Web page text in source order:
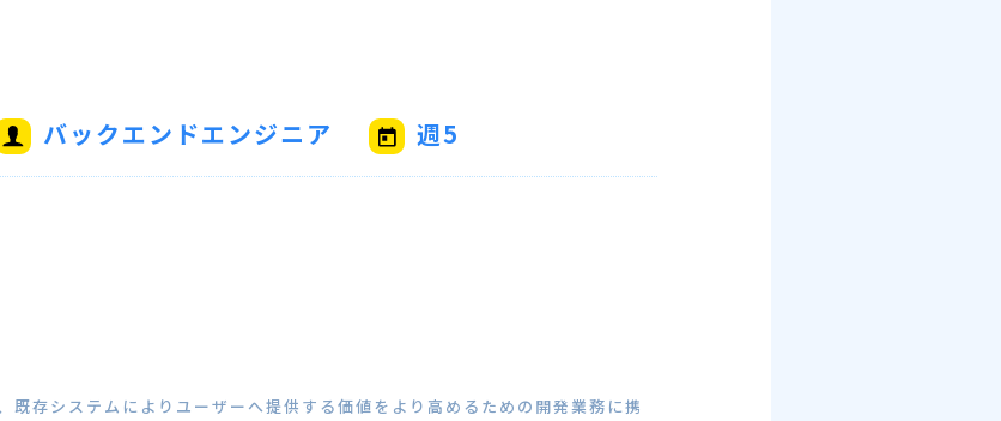
バックエンドエンジニア 週5
既存システムによりユーザーへ提供する価値をより高めるための開発業務に携